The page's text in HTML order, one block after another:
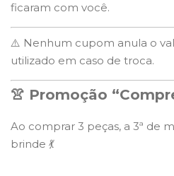
ficaram com você.
⚠️ Nenhum cupom anula o
utilizado em caso de troca.
👚 Promoção
Ao comprar 3 peças, a 3ª de
brinde 💃